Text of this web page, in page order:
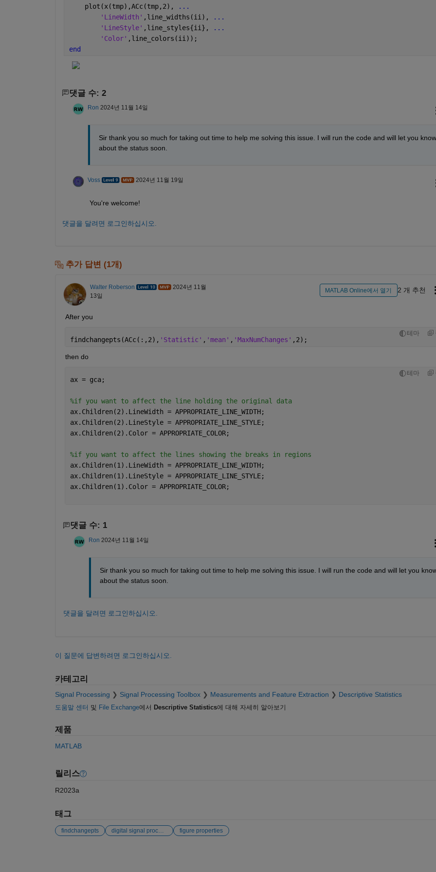
    plot(x(tmp),ACc(tmp,2),
...
'LineWidth' ,line_widths(ii),
...
'LineStyle' ,line_styles{ii},
...
'Color' ,line_colors(ii));
end
댓글 수: 2
Ron 2024년 11월 14일
Sir thank you so much for taking out time to help me solving this issue. I will run the code and will let you know
about the status soon.
Voss 2024년 11월 19일
You're welcome!
댓글을 달려면 로그인하십시오.
추가 답변 (1개)
Walter Roberson
2024년 11월
13일
MATLAB Online에서 열기 2 개 추천
After you
테마
findchangepts(ACc(:,2), 'Statistic' , 'mean' , 'MaxNumChanges' ,2);
then do
테마
ax = gca;
%if you want to affect the line holding the original data
ax.Children(2).LineWidth = APPROPRIATE_LINE_WIDTH;
ax.Children(2).LineStyle = APPROPRIATE_LINE_STYLE;
ax.Children(2).Color = APPROPRIATE_COLOR;
%if you want to affect the lines showing the breaks in regions
ax.Children(1).LineWidth = APPROPRIATE_LINE_WIDTH;
ax.Children(1).LineStyle = APPROPRIATE_LINE_STYLE;
ax.Children(1).Color = APPROPRIATE_COLOR;
댓글 수: 1
Ron 2024년 11월 14일
Sir thank you so much for taking out time to help me solving this issue. I will run the code and will let you
about the status soon.
댓글을 달려면 로그인하십시오.
이 질문에 답변하려면 로그인하십시오.
카테고리
Signal Processing Signal Processing Toolbox Measurements and Feature Extraction Descriptive Statistics
도움말 센터 및 File Exchange에서 Descriptive Statistics에 대해 자세히 알아보기
제품
MATLAB
릴리스
R2023a
태그
findchangepts digital signal processing figure properties